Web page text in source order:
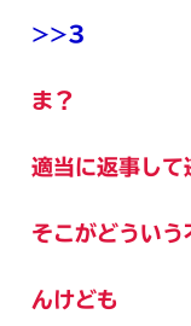
>>3
ま？
適当に返事して
そこがどういう
んけども